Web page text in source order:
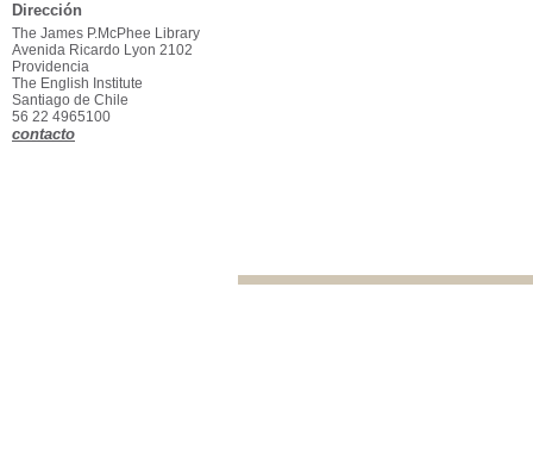
Dirección
The James P.McPhee Library
Avenida Ricardo Lyon 2102
Providencia
The English Institute
Santiago de Chile
56 22 4965100
contacto